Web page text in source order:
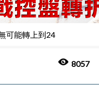
可能轉上到24
8057